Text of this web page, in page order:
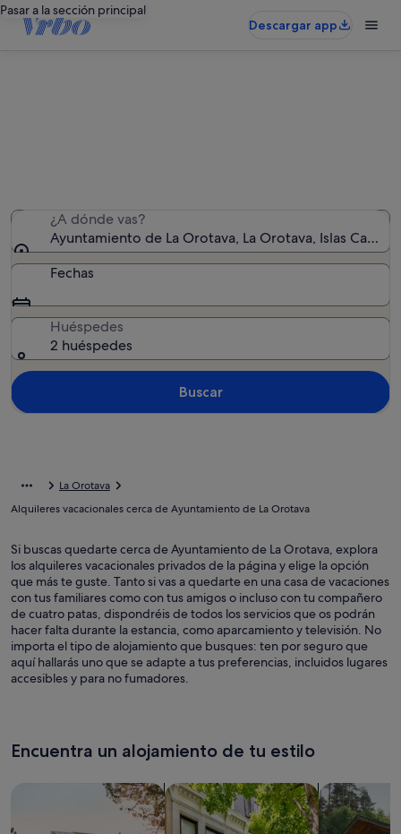
Pasar a la sección principal
Descargar app
¿A dónde vas?
Ayuntamiento de La Orotava, La Orotava, Islas
Fechas
Huéspedes
2 huéspedes
Buscar
La Orotava
Alquileres vacacionales cerca de Ayuntamiento de La Orotava
Si buscas quedarte cerca de Ayuntamiento de La Orotava, explora
los alquileres vacacionales privados de la página y elige la opción
que más te guste. Tanto si vas a quedarte en una casa de vacaciones
con tus familiares como con tus amigos o incluso con tu compañero
de cuatro patas, dispondréis de todos los servicios que os podrán
hacer falta durante la estancia, como aparcamiento y televisión. No
importa el tipo de alojamiento que busques: ten por seguro que
aquí hallarás uno que se adapte a tus preferencias, incluidos lugares
accesibles y para no fumadores.
Encuentra un alojamiento de tu estilo
Busca apartamentos Buscar